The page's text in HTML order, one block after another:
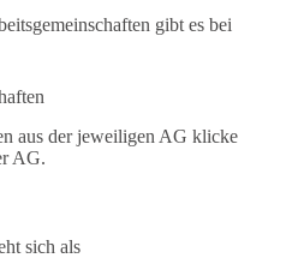
gibt es bei
aus der jeweiligen AG klicke
AG.
sich als